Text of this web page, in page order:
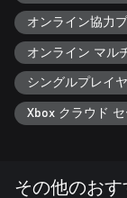
オンライン協力
オンライン マル
シングルプレイ
Xbox クラウド セ
その他のおす